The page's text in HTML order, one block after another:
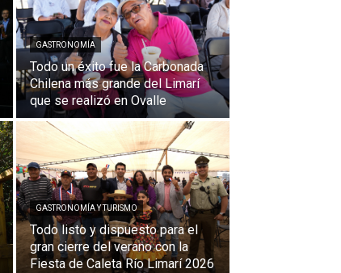
GASTRONOMÍA
Todo un éxito fue la Carbonada
Chilena más grande del Limarí
que se realizó en Ovalle
GASTRONOMÍA Y TURISMO
Todo listo y dispuesto para el
gran cierre del verano con la
Fiesta de Caleta Río Limarí 2026